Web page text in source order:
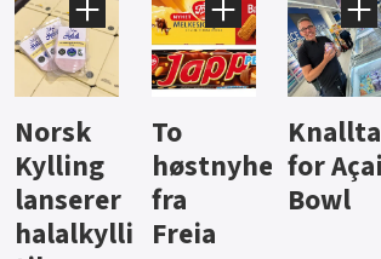
Knalltall
for Açai
Bowl
Aass vil
bli
førstevalg
i lite-
Brus og
jus fra